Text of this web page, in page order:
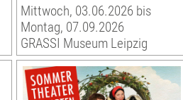
Mittwoch, 03.06.2026 bis
Montag, 07.09.2026
GRASSI Museum Leipzig